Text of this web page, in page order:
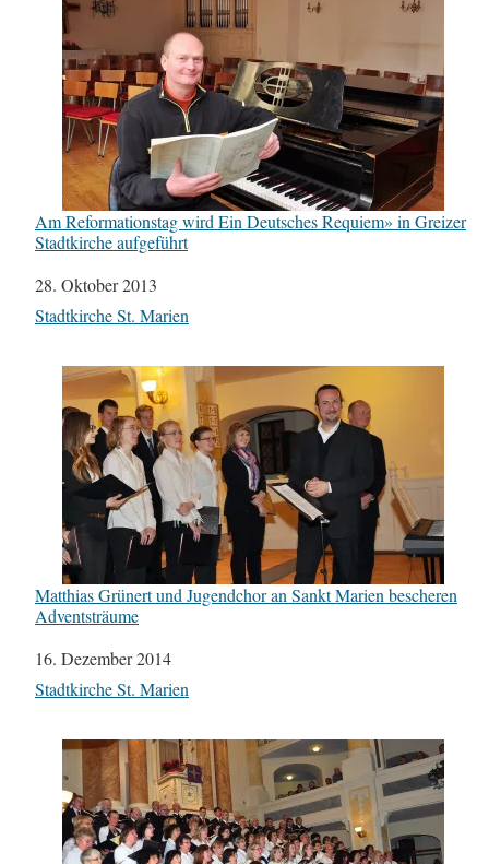
Am Reformationstag wird Ein Deutsches Requiem» in Greizer
Stadtkirche aufgeführt
Datum
28. Oktober 2013
In Bezug auf
Stadtkirche St. Marien
Matthias Grünert und Jugendchor an Sankt Marien bescheren
Adventsträume
Datum
16. Dezember 2014
In Bezug auf
Stadtkirche St. Marien